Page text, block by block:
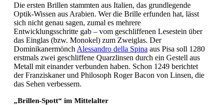
Die ersten Brillen stammten aus Italien, das grundlegende
Optik-Wissen aus Arabien. Wer die Brille erfunden hat, lässt
sich nicht genau sagen, zumal es mehrere
Entwicklungsschritte gab – vom geschliffenen Lesestein über
das Einglas (bzw. Monokel) zum Zweiglas. Der
Dominikanermönch Alessandro della Spina aus Pisa soll 1280
erstmals zwei geschliffene Quarzlinsen durch ein Gestell aus
Metall mit einander verbunden haben. Schon 1249 berichtet
der Franziskaner und Philosoph Roger Bacon von Linsen, die
das Sehen verbessern.
„Brillen-Spott“ im Mittelalter